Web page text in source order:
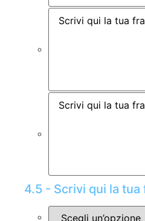
4.5 - Scrivi qui la